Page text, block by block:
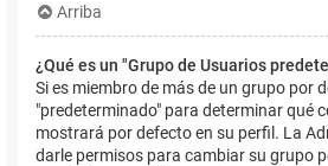
Arriba
¿Qué es un "Grupo de Usuarios
Si es miembro de más de un grupo por
"predeterminado" para determinar qué
mostrará por defecto en su perfil. La
darle permisos para cambiar su grupo